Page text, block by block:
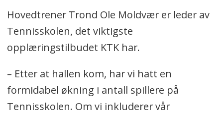
Hovedtrener Trond Ole Moldvær er leder av
Tennisskolen, det viktigste
opplæringstilbudet KTK har.
– Etter at hallen kom, har vi hatt en
formidabel økning i antall spillere på
Tennisskolen. Om vi inkluderer vår